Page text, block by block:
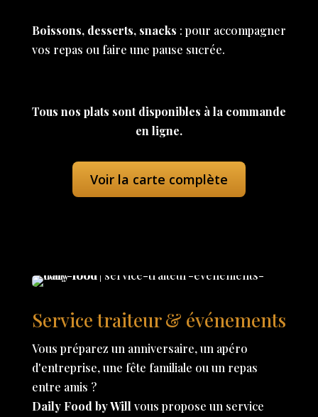
Boissons, desserts, snacks : pour accompagner
vos repas ou faire une pause sucrée.
Tous nos plats sont disponibles à la commande
en ligne.
Voir la carte complète
Service traiteur & événements
Vous préparez un anniversaire, un apéro
d'entreprise, une fête familiale ou un repas
entre amis ?
Daily Food by Willvous propose un service